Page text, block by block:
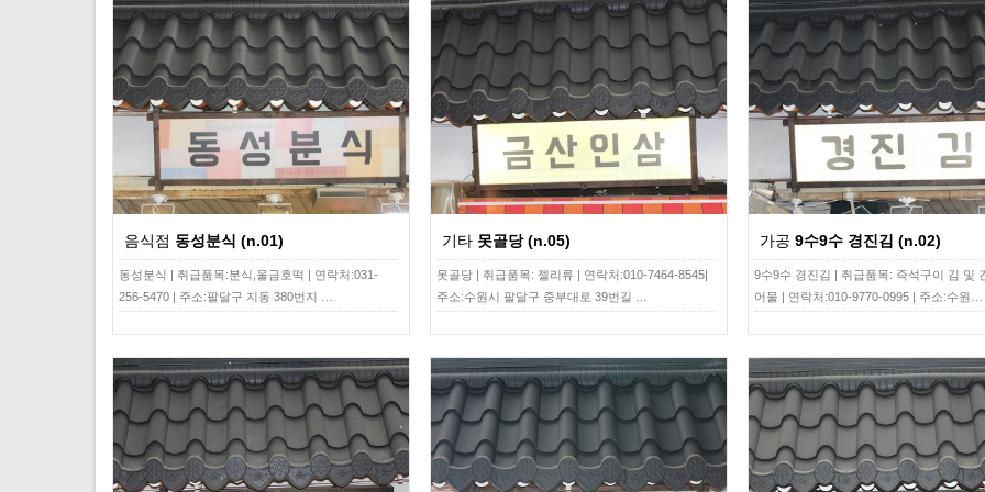
음식점 동성분식 (n.01)
동성분식 | 취급품목:분식,울금호떡 | 연락처:031-
256-5470 | 주소:팔달구 지동 380번지 …
기타 못골당 (n.05)
못골당 | 취급품목: 젤리류 | 연락처:010-7464-8545|
주소:수원시 팔달구 중부대로 39번길 …
가공 9수9수 경진김 (n.02)
9수9수 경진김 | 취급품목: 즉석구이 김 및
어물 | 연락처:010-9770-0995 | 주소:수원…